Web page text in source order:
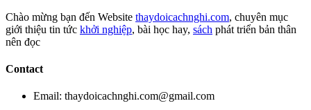
Chào mừng bạn đến Website thaydoicachnghi.com, chuyên mục
giới thiệu tin tức khởi nghiệp, bài học hay, sách phát triển bản thân
nên đọc
Contact
Email: thaydoicachnghi.com@gmail.com